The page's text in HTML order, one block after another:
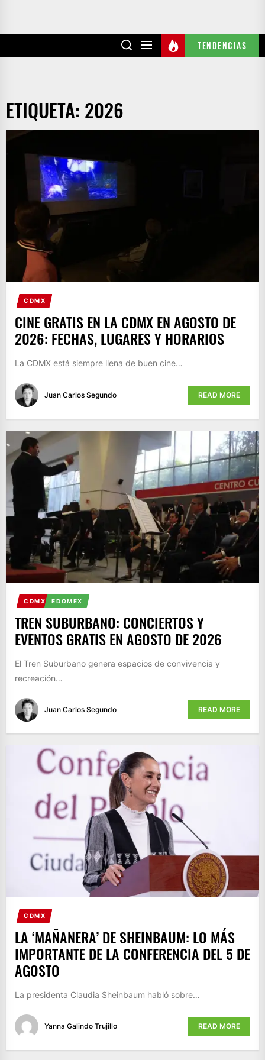
TENDENCIAS
ETIQUETA: 2026
CDMX
CINE GRATIS EN LA CDMX EN AGOSTO DE
2026: FECHAS, LUGARES Y HORARIOS
La CDMX está siempre llena de buen cine…
Juan Carlos Segundo READ MORE
CDMX EDOMEX
TREN SUBURBANO: CONCIERTOS Y
EVENTOS GRATIS EN AGOSTO DE 2026
El Tren Suburbano genera espacios de convivencia y
recreación…
Juan Carlos Segundo READ MORE
CDMX
LA ‘MAÑANERA’ DE SHEINBAUM: LO MÁS
IMPORTANTE DE LA CONFERENCIA DEL 5 DE
AGOSTO
La presidenta Claudia Sheinbaum habló sobre…
Yanna Galindo Trujillo READ MORE